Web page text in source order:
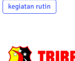
kegiatan rutin